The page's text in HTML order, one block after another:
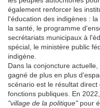
également renforcer les
l'éducation des indigènes :
la santé, le programme
secrétariats municipaux à
spécial, le ministère public
indigène.
Dans la conjoncture
gagné de plus en plus
scénario est le résultat
fonctions publiques. En
"village de la politique"pour